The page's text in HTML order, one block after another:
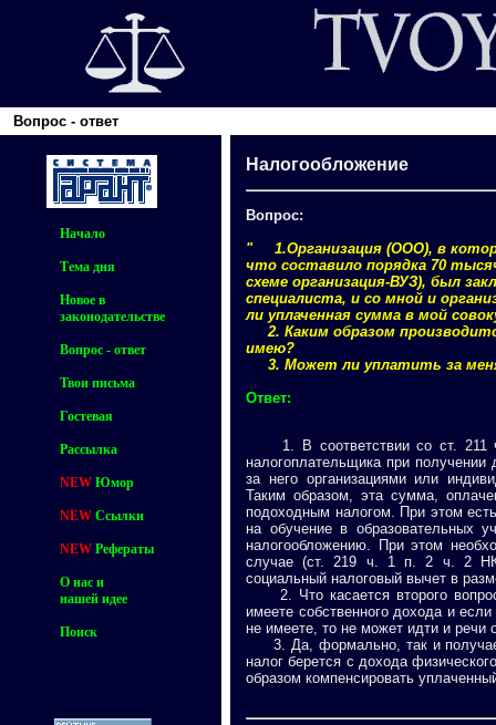
Вопрос - ответ
Начало
Тема дня
Новое в
законодательстве
Вопрос - ответ
Твои письма
Гостевая
Рассылка
NEW Юмор
NEW Ссылки
NEW Рефераты
О нас и
нашей идее
Поиск
Налогообложение
Вопрос:
" 1.Организация (ООО), в
что составило порядка 70
схеме организация-ВУЗ), был
специалиста, и со мной и
ли уплаченная сумма в мой
2. Каким образом
имею?
3. Может ли уплатить за меня
Ответ:
1. В соответствии со ст. 211 ч.
налогоплательщика при
за него организациями или
Таким образом, эта сумма,
подоходным налогом. При этом
на обучение в образовательных
налогообложению. При этом
случае (ст. 219 ч. 1 п. 2 ч. 2 НК
социальный налоговый вычет в
2. Что касается второго
имеете собственного дохода и
не имеете, то не может идти и речи
3. Да, формально, так и
налог берется с дохода
образом компенсировать